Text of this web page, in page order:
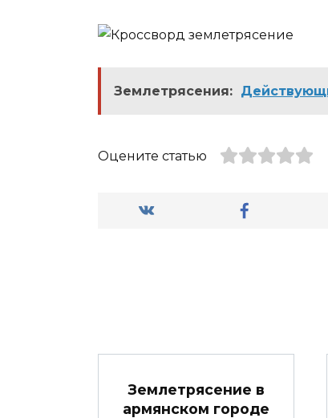
Землетрясения:
Оцените статью
Землетрясение в
армянском городе